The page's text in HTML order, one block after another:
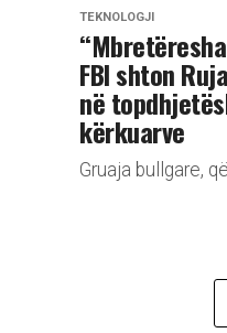
TEKNOLOGJI
FBI shton
në
kërkuarve
Gruaja bullgare,